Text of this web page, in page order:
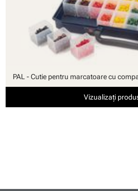
PAL - Cutie pentru marcatoare cu
Vizualizați